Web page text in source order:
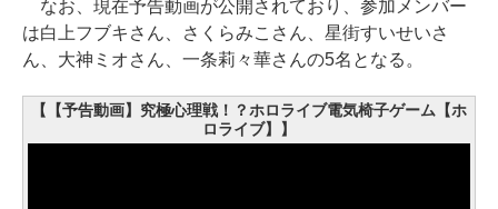
なお、現在予告動画が公開されており、参加メンバー
は白上フブキさん、さくらみこさん、星街すいせいさ
ん、大神ミオさん、一条莉々華さんの5名となる。
【【予告動画】究極心理戦！？ホロライブ電気椅子ゲーム【ホ
ロライブ】】